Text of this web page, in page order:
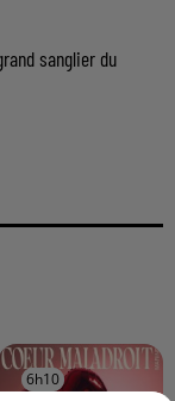
sanglier du
6h10
6h10